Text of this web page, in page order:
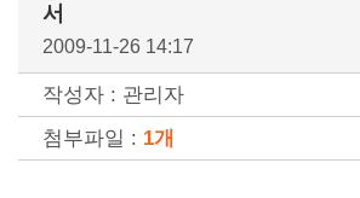
서
2009-11-26 14:17
작성자 : 관리자
첨부파일 : 1개